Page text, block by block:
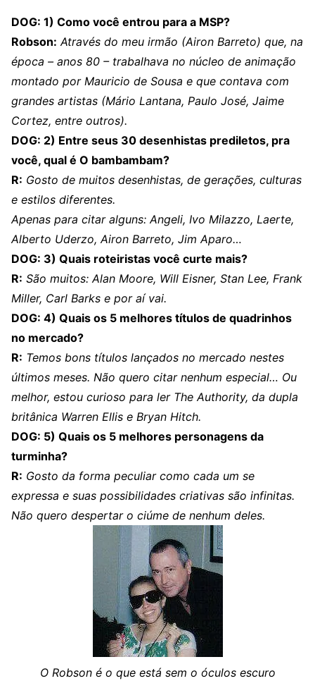
DOG: 1) Como você entrou para a MSP?
Robson: Através do meu irmão (Airon Barreto) que, na
época – anos 80 – trabalhava no núcleo de animação
montado por Mauricio de Sousa e que contava com
grandes artistas (Mário Lantana, Paulo José, Jaime
Cortez, entre outros).
DOG: 2) Entre seus 30 desenhistas prediletos, pra
você, qual é O bambambam?
R: Gosto de muitos desenhistas, de gerações, culturas
e estilos diferentes.
Apenas para citar alguns: Angeli, Ivo Milazzo, Laerte,
Alberto Uderzo, Airon Barreto, Jim Aparo…
DOG: 3) Quais roteiristas você curte mais?
R: São muitos: Alan Moore, Will Eisner, Stan Lee, Frank
Miller, Carl Barks e por aí vai.
DOG: 4) Quais os 5 melhores títulos de quadrinhos
no mercado?
R: Temos bons títulos lançados no mercado nestes
últimos meses. Não quero citar nenhum especial… Ou
melhor, estou curioso para ler The Authority, da dupla
britânica Warren Ellis e Bryan Hitch.
DOG: 5) Quais os 5 melhores personagens da
turminha?
R: Gosto da forma peculiar como cada um se
expressa e suas possibilidades criativas são infinitas.
Não quero despertar o ciúme de nenhum deles.
O Robson é o que está sem o óculos escuro